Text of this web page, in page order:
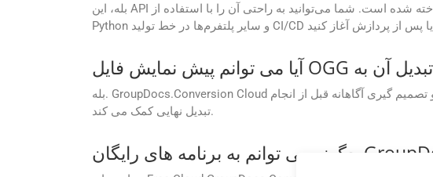
بله، این API برای پشتیبانی از گردش‌های کاری خودکار ساخته شده است. شما می‌توانید به راحتی آن را با استفاده از SDK های موجود برای .NET، Java، PHP، Ruby، Android، Go،
بله. GroupDocs.Conversion Cloud از ویژگی پیش نمایش سند قبل از تبدیل پشتیبانی می کند. این به اطمینان از دقت طرح، بررسی قالب بندی و تصمیم گیری آگاهانه قبل از انجام
تبدیل نهایی کمک می کند.